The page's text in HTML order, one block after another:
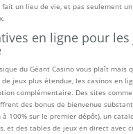
fait un lieu de vie, et pas seulement
en ligne pour
du Géant Casino vous plaît mais
jeux plus étendue, les casinos en
complémentaire. Des sites
des bonus de bienvenue
à 100% sur le premier dépôt), un
et des tables de jeux en direct avec